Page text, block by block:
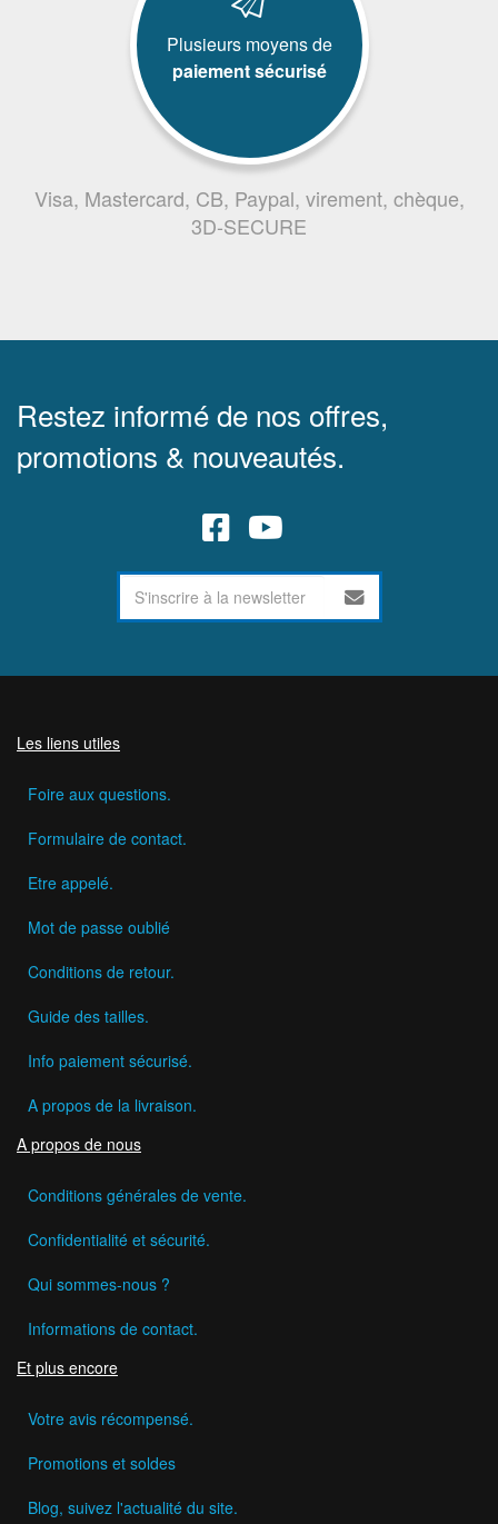
Plusieurs moyens de
paiement sécurisé
Visa, Mastercard, CB, Paypal, virement, chèque,
3D-SECURE
Restez informé de nos offres,
promotions & nouveautés.
Les liens utiles
Foire aux questions.
Formulaire de contact.
Etre appelé.
Mot de passe oublié
Conditions de retour.
Guide des tailles.
Info paiement sécurisé.
A propos de la livraison.
A propos de nous
Conditions générales de vente.
Confidentialité et sécurité.
Qui sommes-nous ?
Informations de contact.
Et plus encore
Votre avis récompensé.
Promotions et soldes
Blog, suivez l'actualité du site.